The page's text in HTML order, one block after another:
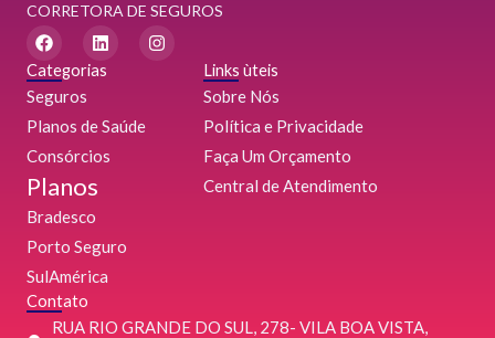
CORRETORA DE SEGUROS
F
a
c
e
b
o
o
k
L
i
n
d
i
n
I
n
Categorias
Seguros
Planos de Saúde
Consórcios
Planos
Bradesco
Porto Seguro
SulAmérica
Links ùteis
Sobre Nós
Política e Privacidade
Faça Um Orçamento
Central de Atendimento
Contato
RUA RIO GRANDE DO SUL, 278- VILA BOA VISTA,